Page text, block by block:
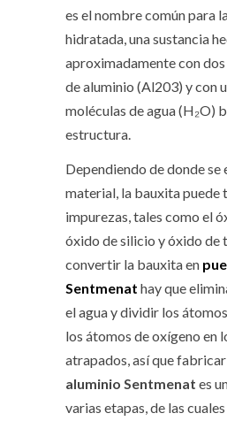
es el nombre común para
hidratada, una sustancia
aproximadamente con
de aluminio (Al203) y con
moléculas de agua (H₂O)
estructura.
Dependiendo de donde se
material, la bauxita puede
impurezas, tales como el
óxido de silicio y óxido de
convertir la bauxita en
Sentmenat hay que
el agua y dividir los
los átomos de oxígeno en
atrapados, así que fabricar
aluminio Sentmenat es
varias etapas, de las